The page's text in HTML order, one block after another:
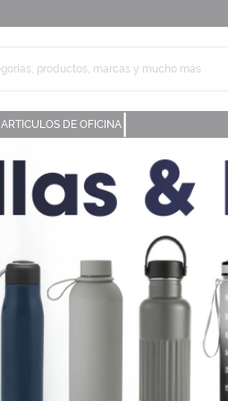
ARTICULOS DE OFICINA